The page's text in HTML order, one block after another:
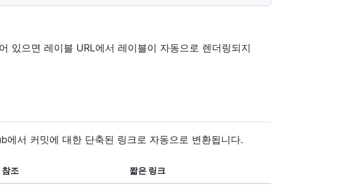
있으면 레이블 URL에서 레이블이 자동으로 렌더링되지
서 커밋에 대한 단축된 링크로 자동으로 변환됩니다.
참조 짧은 링크